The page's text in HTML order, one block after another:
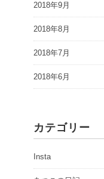
2018年9月
2018年8月
2018年7月
2018年6月
カテゴリー
Insta